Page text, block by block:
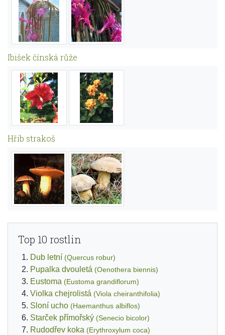
Ibišek čínská růže
Hřib strakoš
Top 10 rostlin
Dub letní (Quercus robur)
Pupalka dvouletá (Oenothera biennis)
Eustoma (Eustoma grandiflorum)
Violka chejrolistá (Viola cheiranthifolia)
Sloní ucho (Haemanthus albiflos)
Starček přímořský (Senecio bicolor)
Rudodřev koka (Erythroxylum coca)